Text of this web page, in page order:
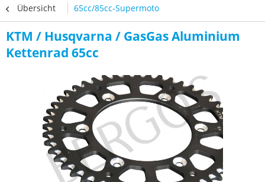
Übersicht 65cc/85cc-Supermoto
KTM / Husqvarna / GasGas Aluminium
Kettenrad 65cc